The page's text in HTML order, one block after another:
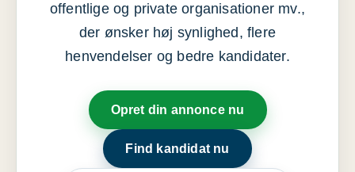
offentlige og private organisationer mv.,
der ønsker høj synlighed, flere
henvendelser og bedre kandidater.
Opret din annonce nu
Find kandidat nu